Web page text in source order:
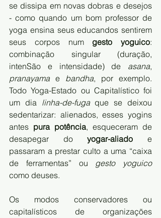
se dissipa em novas dobras e desejos
- como quando um bom professor de
yoga ensina seus educandos sentirem
seus corpos num gesto yoguico:
combinação singular (duração,
intenSão e intensidade) de asana
pranayama e bandha, por exemplo.
Todo Yoga-Estado ou Capitalístico foi
um dia linha-de-fuga que se deixou
sedentarizar: alienados, esses yogins
antes pura potência, esqueceram de
desapegar do yogar-aliado e
passaram a prestar culto a uma “caixa
de ferramentas” ou gesto yoguico
como deuses.
Os modos conservadores ou
capitalísticos de organizações